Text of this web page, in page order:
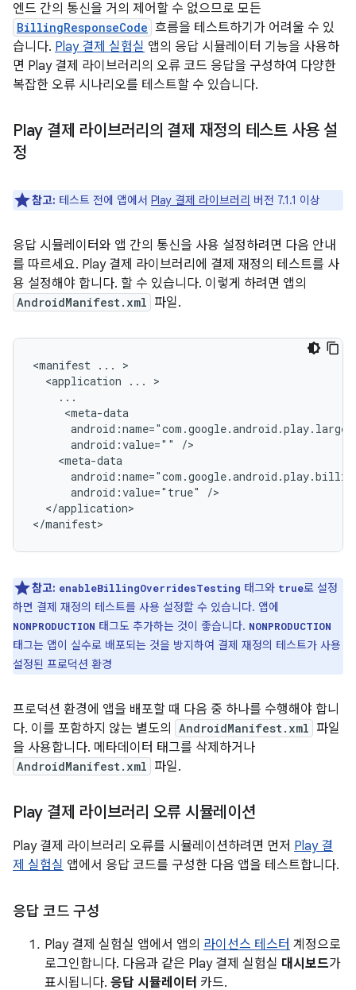
엔드 간의 통신을 거의 제어할 수 없으므로 모든
BillingResponseCode 흐름을 테스트하기가 어려울 수 있
습니다. Play 결제 실험실 앱의 응답 시뮬레이터 기능을 사용하
면 Play 결제 라이브러리의 오류 코드 응답을 구성하여 다양한
복잡한 오류 시나리오를 테스트할 수 있습니다.
Play 결제 라이브러리의 결제 재정의 테스트 사용 설
정
참고: 테스트 전에 앱에서 Play 결제 라이브러리 버전 7.1.1 이상
응답 시뮬레이터와 앱 간의 통신을 사용 설정하려면 다음 안내
를 따르세요. Play 결제 라이브러리에 결제 재정의 테스트를 사
용 설정해야 합니다. 할 수 있습니다. 이렇게 하려면 앱의
AndroidManifest.xml 파일.
<manifest ... >
  <application ... >
    ...
     <meta-data
      android:value="" />
    <meta-data
      android:value="true" />
  </application>
</manifest>
참고: enableBillingOverridesTesting 태그와 true로 설정
하면 결제 재정의 테스트를 사용 설정할 수 있습니다. 앱에
NONPRODUCTION 태그도 추가하는 것이 좋습니다. NONPRODUCTION
태그는 앱이 실수로 배포되는 것을 방지하여 결제 재정의 테스트가 사용
설정된 프로덕션 환경
프로덕션 환경에 앱을 배포할 때 다음 중 하나를 수행해야 합니
다. 이를 포함하지 않는 별도의
AndroidManifest.xml 파일
을 사용합니다. 메타데이터 태그를 삭제하거나
AndroidManifest.xml 파일.
Play 결제 라이브러리 오류 시뮬레이션
Play 결제 라이브러리 오류를 시뮬레이션하려면 먼저 Play 결
제 실험실 앱에서 응답 코드를 구성한 다음 앱을 테스트합니다.
응답 코드 구성
Play 결제 실험실 앱에서 앱의 라이선스 테스터 계정으로
로그인합니다. 다음과 같은 Play 결제 실험실 대시보드가
표시됩니다. 응답 시뮬레이터 카드.